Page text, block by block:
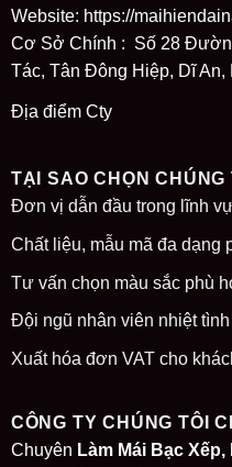
Website: https://
Cơ Sở Chính : Số 28
Tác, Tân Đông Hiệp, Dĩ
Địa điểm Cty
TẠI SAO CHỌN CHÚNG
Đơn vị dẫn đầu trong lĩnh
Chất liệu, mẫu mã đa dạng
Tư vấn chọn màu sắc phù
Đội ngũ nhân viên nhiệt
Xuất hóa đơn VAT cho
CÔNG TY CHÚNG TÔI
Chuyên Làm Mái Bạc